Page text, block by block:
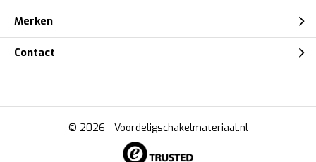
Merken
Contact
© 2026 - Voordeligschakelmateriaal.nl